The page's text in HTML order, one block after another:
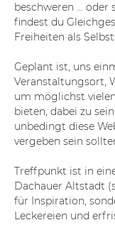
beschweren … oder
findest du
Freiheiten als
Geplant ist, uns
Veranstaltungsort,
um möglichst
bieten, dabei zu
unbedingt diese
vergeben sein
Treffpunkt ist in
Dachauer Altstadt
für Inspiration,
Leckereien und